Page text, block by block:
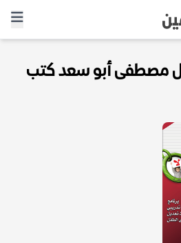
مصطفى أبو سعد كتب